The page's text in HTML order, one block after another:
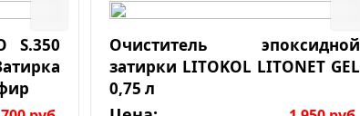
S.350
Очиститель эпоксидной
затирки LITOKOL LITONET GEL
0,75 л